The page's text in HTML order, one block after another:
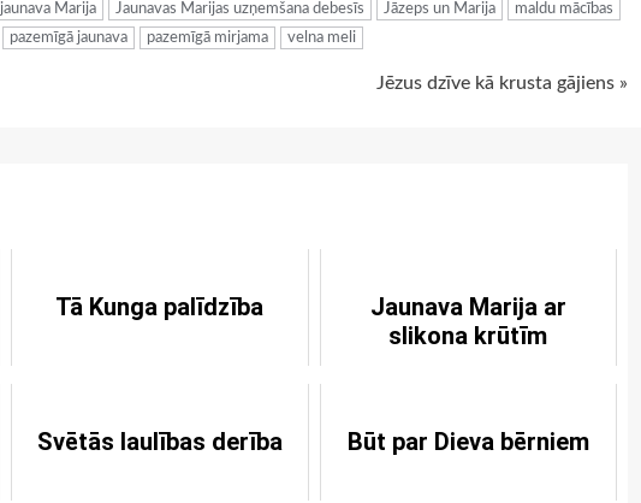
jaunava Marija Jaunavas Marijas uzņemšana debesīs Jāzeps un Marija
maldu mācības
pazemīgā jaunava pazemīgā mirjama velna meli
Jēzus dzīve kā krusta gājiens »
Tā Kunga palīdzība
Jaunava Marija ar
slikona krūtīm
Svētās laulības derība Būt par Dieva bērniem